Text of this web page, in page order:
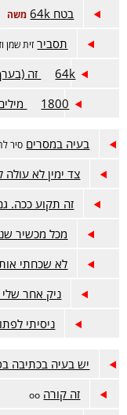
בטח 64k משה
תסביר זית שמן
64k זה (בערך) 64,000
1800 מילים
בעיה במסרים סיר
צד ימין לא
זה תקוע ככה.
מכל מכשיר
לא שכחתי
ניק אחר
ניסיתי
יש בעיה בכתיבה
זה קורה oo